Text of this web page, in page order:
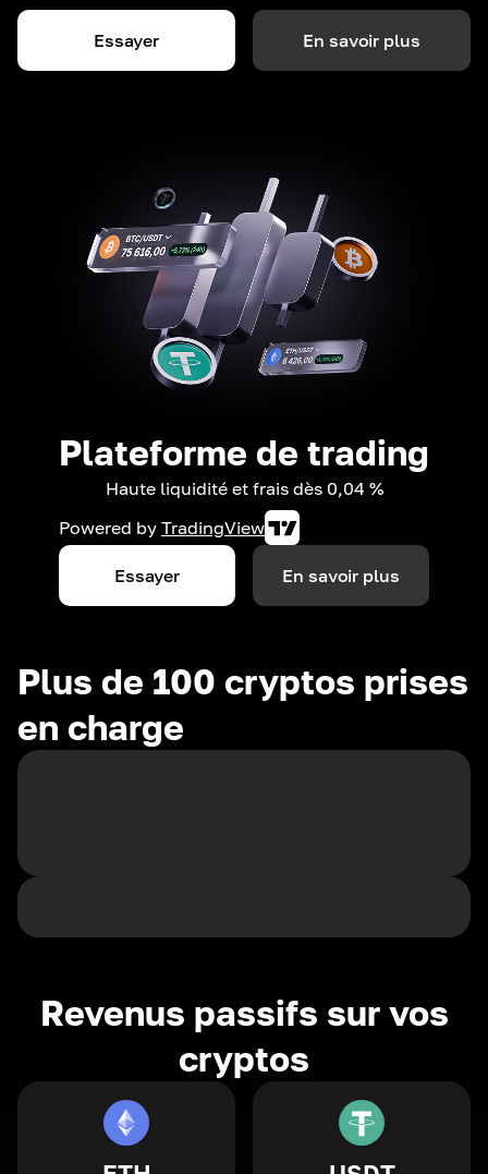
Essayer En savoir plus
Plateforme de trading
Haute liquidité et frais dès 0,04 %
Powered by TradingView
Essayer En savoir plus
Plus de 100 cryptos prises
en charge
Revenus passifs sur vos
cryptos